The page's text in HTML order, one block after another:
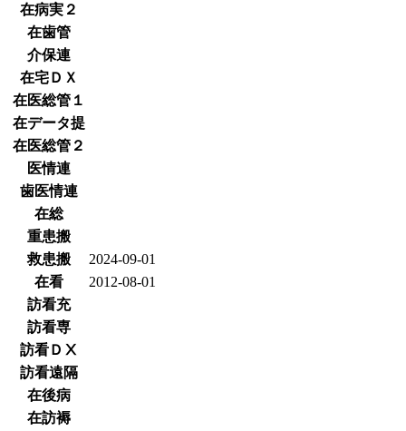
在病実２
在歯管
介保連
在宅ＤＸ
在医総管１
在データ提
在医総管２
医情連
歯医情連
在総
重患搬
救患搬
2024-09-01
在看
2012-08-01
訪看充
訪看専
訪看ＤⅩ
訪看遠隔
在後病
在訪褥